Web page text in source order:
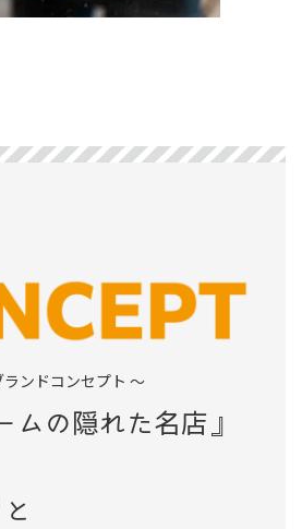
ランドコンセプト ～
ムの隠れた名店』